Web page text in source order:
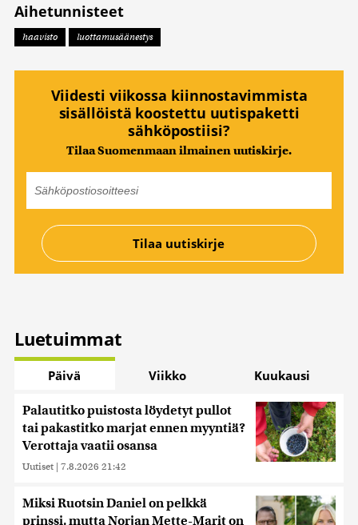
Aihetunnisteet
haavisto luottamusäänestys
Viidesti viikossa kiinnostavimmista
sisällöistä koostettu uutispaketti
sähköpostiisi?
Tilaa Suomenmaan ilmainen uutiskirje.
Luetuimmat
Päivä Viikko Kuukausi
Palautitko puistosta löydetyt pullot
tai pakastitko marjat ennen myyntiä?
Verottaja vaatii osansa
Uutiset | 7.8.2026 21:42
Miksi Ruotsin Daniel on pelkkä
prinssi, mutta Norjan Mette-Marit on